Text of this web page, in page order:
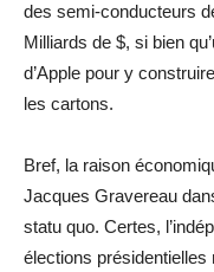
des semi-conducteurs
Milliards de $, si bien
d’Apple pour y
les cartons.
Bref, la raison
Jacques Gravereau
statu quo. Certes,
élections présidentielles